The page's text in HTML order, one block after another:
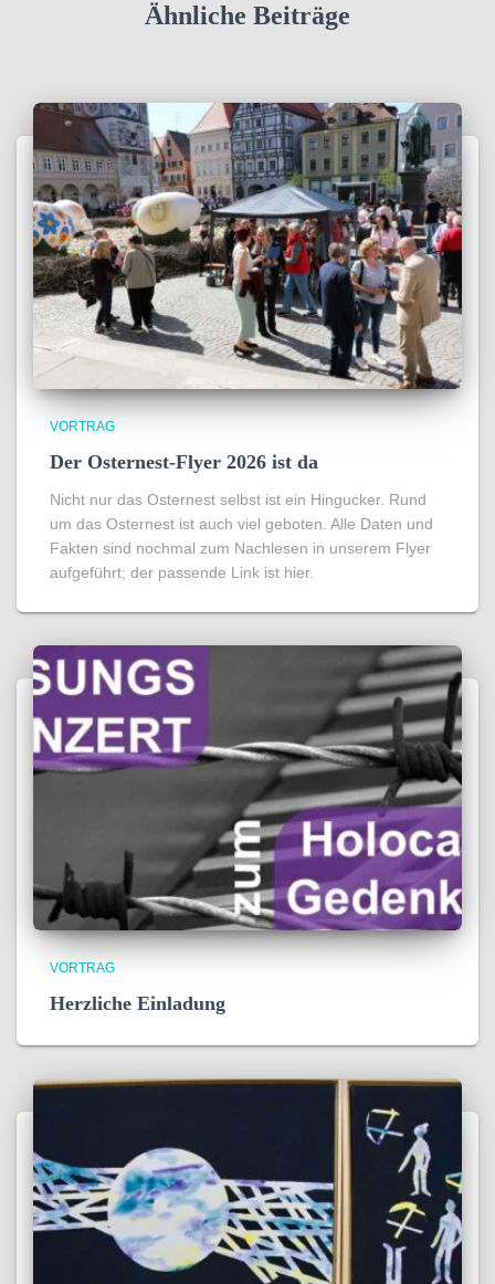
Ähnliche Beiträge
VORTRAG
Der Osternest-Flyer 2026 ist da
Nicht nur das Osternest selbst ist ein Hingucker. Rund
um das Osternest ist auch viel geboten. Alle Daten und
Fakten sind nochmal zum Nachlesen in unserem Flyer
aufgeführt; der passende Link ist hier.
VORTRAG
Herzliche Einladung